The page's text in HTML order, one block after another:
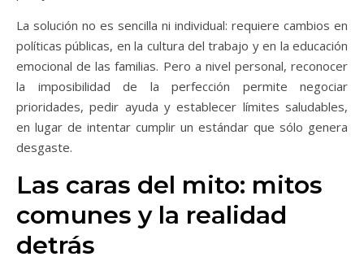
La solución no es sencilla ni individual: requiere cambios en
políticas públicas, en la cultura del trabajo y en la educación
emocional de las familias. Pero a nivel personal, reconocer
la imposibilidad de la perfección permite negociar
prioridades, pedir ayuda y establecer límites saludables,
en lugar de intentar cumplir un estándar que sólo genera
desgaste.
Las caras del mito: mitos
comunes y la realidad
detrás